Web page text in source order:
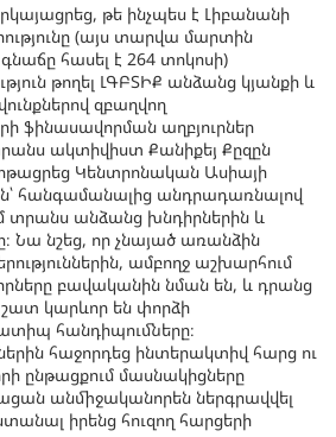
թե ինչպես է Լիբանանի
(այս տարվա մարտին
հասել է 264 տոկոսի)
թողել ԼԳԲՏԻՔ անձանց կյանքի և
զբաղվող
ֆինասավորման աղբյուրներ
ակտիվիստ Քանիքեյ Քըզըն
Կենտրոնական Ասիայի
հանգամանալից անդրադառնալով
տրանս անձանց խնդիրներին և
Նա նշեց, որ չնայած առանձին
ամբողջ աշխարհում
բավականին նման են, և դրանց
շատ կարևոր են փորձի
հանդիպումները։
հաջորդեց ինտերակտիվ հարց ու
ընթացքում մասնակիցները
անմիջականորեն ներգրավվել
իրենց հուզող հարցերի